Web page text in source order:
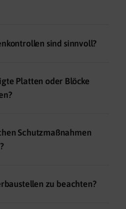
sind sinnvoll?
Platten oder Blöcke
Schutzmaßnahmen
zu beachten?